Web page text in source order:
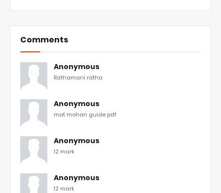
Comments
Anonymous
Rathamani ratha
Anonymous
mat mohan guide pdf
Anonymous
12 mark
Anonymous
12 mark